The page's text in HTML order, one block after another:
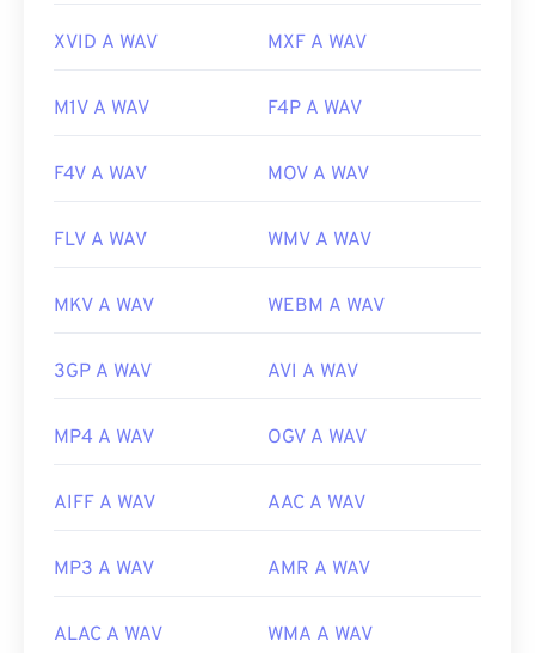
XVID A WAV MXF A WAV
M1V A WAV F4P A WAV
F4V A WAV MOV A WAV
FLV A WAV WMV A WAV
MKV A WAV WEBM A WAV
3GP A WAV AVI A WAV
MP4 A WAV OGV A WAV
AIFF A WAV AAC A WAV
MP3 A WAV AMR A WAV
ALAC A WAV WMA A WAV